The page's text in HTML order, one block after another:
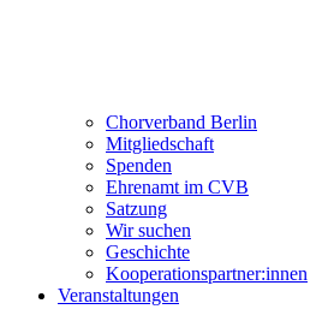
Chorverband Berlin
Mitgliedschaft
Spenden
Ehrenamt im CVB
Satzung
Wir suchen
Geschichte
Kooperationspartner:innen
Veranstaltungen